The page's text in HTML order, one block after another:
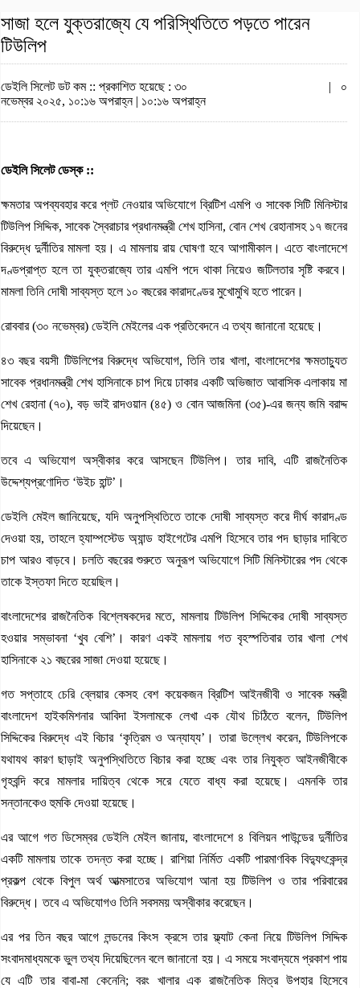
সাজা হলে যুক্তরাজ্যে যে পরিস্থিতিতে পড়তে পারেন
টিউলিপ
ডেইলি সিলেট ডট কম :: প্রকাশিত হয়েছে : ৩০
নভেম্বর ২০২৫, ১০:১৬ অপরাহ্ন | ১০:১৬ অপরাহ্ন
| ০
ডেইলি সিলেট ডেস্ক ::
ক্ষমতার অপব্যবহার করে প্লট নেওয়ার অভিযোগে ব্রিটিশ এমপি ও সাবেক সিটি মিনিস্টার
টিউলিপ সিদ্দিক, সাবেক স্বৈরাচার প্রধানমন্ত্রী শেখ হাসিনা, বোন শেখ রেহানাসহ ১৭ জনের
বিরুদ্ধে দুর্নীতির মামলা হয়। এ মামলায় রায় ঘোষণা হবে আগামীকাল। এতে বাংলাদেশে
দণ্ডপ্রাপ্ত হলে তা যুক্তরাজ্যে তার এমপি পদে থাকা নিয়েও জটিলতার সৃষ্টি করবে।
মামলা তিনি দোষী সাব্যস্ত হলে ১০ বছরের কারাদণ্ডের মুখোমুখি হতে পারেন।
রোববার (৩০ নভেম্বর) ডেইলি মেইলের এক প্রতিবেদনে এ তথ্য জানানো হয়েছে।
৪৩ বছর বয়সী টিউলিপের বিরুদ্ধে অভিযোগ, তিনি তার খালা, বাংলাদেশের ক্ষমতাচ্যুত
সাবেক প্রধানমন্ত্রী শেখ হাসিনাকে চাপ দিয়ে ঢাকার একটি অভিজাত আবাসিক এলাকায় মা
শেখ রেহানা (৭০), বড় ভাই রাদওয়ান (৪৫) ও বোন আজমিনা (৩৫)-এর জন্য জমি বরাদ্দ
দিয়েছেন।
তবে এ অভিযোগ অস্বীকার করে আসছেন টিউলিপ। তার দাবি, এটি রাজনৈতিক
উদ্দেশ্যপ্রণোদিত ‘উইচ হান্ট’।
ডেইলি মেইল জানিয়েছে, যদি অনুপস্থিতিতে তাকে দোষী সাব্যস্ত করে দীর্ঘ কারাদণ্ড
দেওয়া হয়, তাহলে হ্যাম্পস্টেড অ্যান্ড হাইগেটের এমপি হিসেবে তার পদ ছাড়ার দাবিতে
চাপ আরও বাড়বে। চলতি বছরের শুরুতে অনুরূপ অভিযোগে সিটি মিনিস্টারের পদ থেকে
তাকে ইস্তফা দিতে হয়েছিল।
বাংলাদেশের রাজনৈতিক বিশ্লেষকদের মতে, মামলায় টিউলিপ সিদ্দিকের দোষী সাব্যস্ত
হওয়ার সম্ভাবনা ‘খুব বেশি’। কারণ একই মামলায় গত বৃহস্পতিবার তার খালা শেখ
হাসিনাকে ২১ বছরের সাজা দেওয়া হয়েছে।
গত সপ্তাহে চেরি ব্লেয়ার কেসহ বেশ কয়েকজন ব্রিটিশ আইনজীবী ও সাবেক মন্ত্রী
বাংলাদেশ হাইকমিশনার আবিদা ইসলামকে লেখা এক যৌথ চিঠিতে বলেন, টিউলিপ
সিদ্দিকের বিরুদ্ধে এই বিচার ‘কৃত্রিম ও অন্যায্য’। তারা উল্লেখ করেন, টিউলিপকে
যথাযথ কারণ ছাড়াই অনুপস্থিতিতে বিচার করা হচ্ছে এবং তার নিযুক্ত আইনজীবীকে
গৃহবন্দি করে মামলার দায়িত্ব থেকে সরে যেতে বাধ্য করা হয়েছে। এমনকি তার
সন্তানকেও হুমকি দেওয়া হয়েছে।
এর আগে গত ডিসেম্বর ডেইলি মেইল জানায়, বাংলাদেশে ৪ বিলিয়ন পাউন্ডের দুর্নীতির
একটি মামলায় তাকে তদন্ত করা হচ্ছে। রাশিয়া নির্মিত একটি পারমাণবিক বিদ্যুৎকেন্দ্র
প্রকল্প থেকে বিপুল অর্থ আত্মসাতের অভিযোগ আনা হয় টিউলিপ ও তার পরিবারের
বিরুদ্ধে। তবে এ অভিযোগও তিনি সবসময় অস্বীকার করেছেন।
এর পর তিন বছর আগে লন্ডনের কিংস ক্রসে তার ফ্ল্যাট কেনা নিয়ে টিউলিপ সিদ্দিক
সংবাদমাধ্যমকে ভুল তথ্য দিয়েছিলেন বলে জানানো হয়। এ সময়ে সংবাদ্যমে প্রকাশ পায়
যে এটি তার বাবা-মা কেনেনি; বরং খালার এক রাজনৈতিক মিত্র উপহার হিসেবে